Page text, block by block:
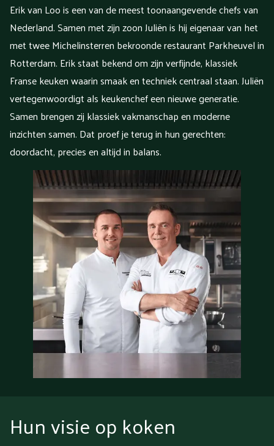
Erik van Loo is een van de meest toonaangevende chefs van
Nederland. Samen met zijn zoon Juliën is hij eigenaar van het
met twee Michelinsterren bekroonde restaurant Parkheuvel in
Rotterdam. Erik staat bekend om zijn verfijnde, klassiek
Franse keuken waarin smaak en techniek centraal staan. Juliën
vertegenwoordigt als keukenchef een nieuwe generatie.
Samen brengen zij klassiek vakmanschap en moderne
inzichten samen. Dat proef je terug in hun gerechten:
doordacht, precies en altijd in balans.
Hun visie op koken